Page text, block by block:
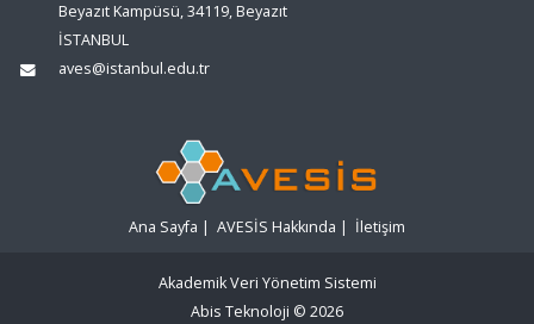
Beyazıt Kampüsü, 34119, Beyazıt
İSTANBUL
aves@istanbul.edu.tr
Ana Sayfa | AVESİS Hakkında | İletişim
Akademik Veri Yönetim Sistemi
Abis Teknoloji © 2026